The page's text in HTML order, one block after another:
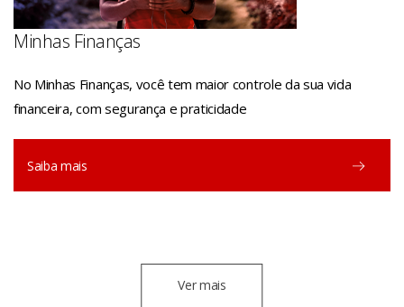
Minhas Finanças
No Minhas Finanças, você tem maior controle da sua vida
financeira, com segurança e praticidade
Saiba mais
Ver mais